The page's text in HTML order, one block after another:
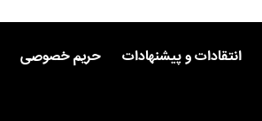
انتقادات و پیشنهادات حریم خصوصی